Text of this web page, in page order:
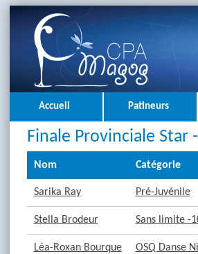
Accueil Patineurs
Finale Provinciale Star
Nom Catégorie
Sarika Ray Pré-Juvénile
Stella Brodeur Sans limite -
Léa-Roxan Bourque OSQ Danse